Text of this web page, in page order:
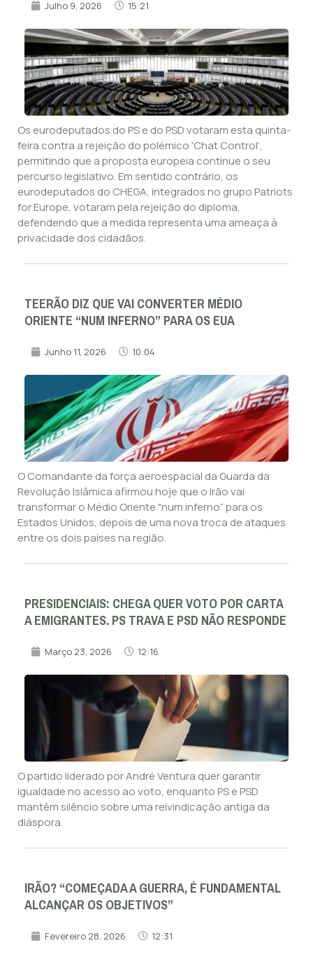
Julho 9, 2026 15:21
Os eurodeputados do PS e do PSD votaram esta quinta-
feira contra a rejeição do polémico 'Chat Control',
permitindo que a proposta europeia continue o seu
percurso legislativo. Em sentido contrário, os
eurodeputados do CHEGA, integrados no grupo Patriots
for Europe, votaram pela rejeição do diploma,
defendendo que a medida representa uma ameaça à
privacidade dos cidadãos.
TEERÃO DIZ QUE VAI CONVERTER MÉDIO
ORIENTE “NUM INFERNO” PARA OS EUA
Junho 11, 2026 10:04
O Comandante da força aeroespacial da Guarda da
Revolução Islâmica afirmou hoje que o Irão vai
transformar o Médio Oriente "num inferno” para os
Estados Unidos, depois de uma nova troca de ataques
entre os dois países na região.
PRESIDENCIAIS: CHEGA QUER VOTO POR CARTA
A EMIGRANTES. PS TRAVA E PSD NÃO RESPONDE
Março 23, 2026 12:16
O partido liderado por André Ventura quer garantir
igualdade no acesso ao voto, enquanto PS e PSD
mantêm silêncio sobre uma reivindicação antiga da
diáspora.
IRÃO? “COMEÇADA A GUERRA, É FUNDAMENTAL
ALCANÇAR OS OBJETIVOS”
Fevereiro 28, 2026 12:31